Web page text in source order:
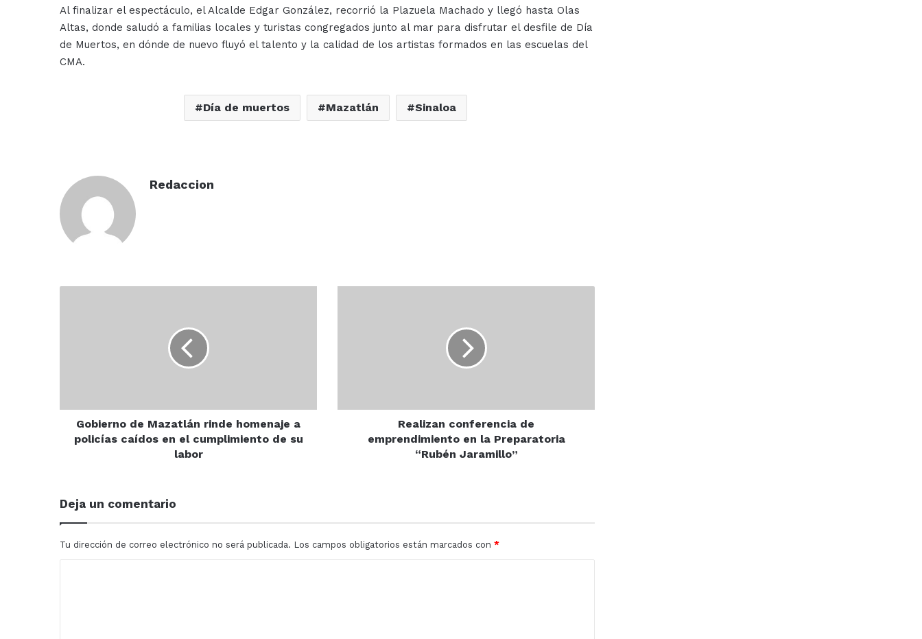
Al finalizar el espectáculo, el Alcalde Edgar González, recorrió la Plazuela Machado y llegó hasta Olas
Altas, donde saludó a familias locales y turistas congregados junto al mar para disfrutar el desfile de Día
de Muertos, en dónde de nuevo fluyó el talento y la calidad de los artistas formados en las escuelas del
CMA.
Día de muertos Mazatlán Sinaloa
Redaccion
en
cumplimiento
Gobierno de Mazatlán rinde homenaje a
policías caídos en el cumplimiento de su
labor
Jaramillo”
Realizan conferencia de
emprendimiento en la Preparatoria
“Rubén Jaramillo”
Deja un comentario
Tu dirección de correo electrónico no será publicada. Los campos obligatorios están marcados con *